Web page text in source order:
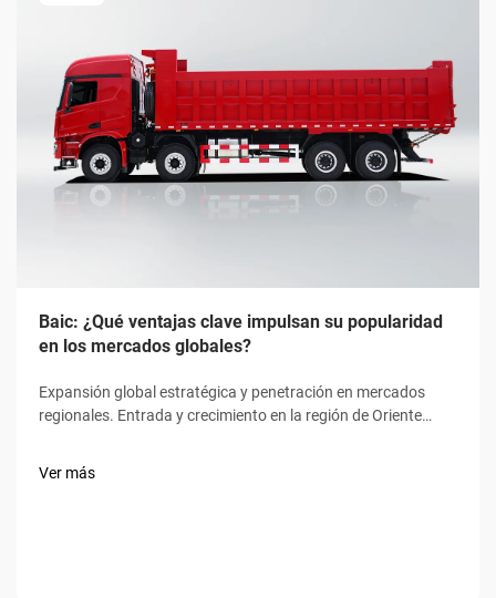
Baic: ¿Qué ventajas clave impulsan su popularidad
en los mercados globales?
Expansión global estratégica y penetración en mercados
regionales. Entrada y crecimiento en la región de Oriente
% anual, gracias en gran parte a concesionarios
Ver más